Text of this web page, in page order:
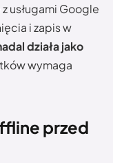
usługami Google
i zapis w
działa jako
wymaga
przed